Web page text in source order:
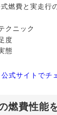
燃費と実走行
クニック
度
態
式サイトでチ
燃費性能